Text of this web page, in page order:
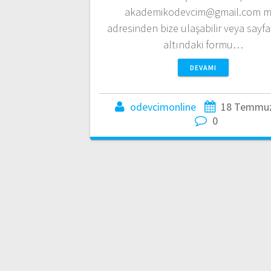
akademikodevcim@gmail.com
adresinden bize ulaşabilir veya
altındaki formu…
DEVAMI
odevcimonline
18
0